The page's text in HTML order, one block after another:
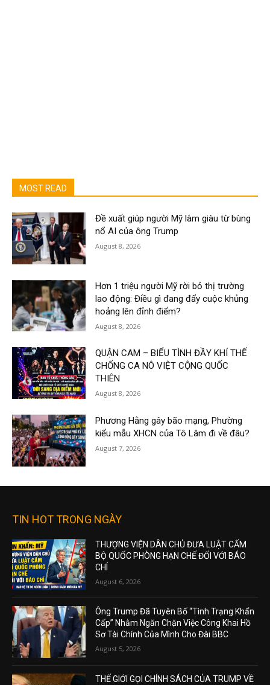
MOST READ
Đề xuất giúp người Mỹ làm giàu từ bùng
nổ AI của ông Trump
August 8, 2026
Hơn 1 triệu người Mỹ rời bỏ thị trường
lao động: Điều gì đang đẩy cuộc khủng
hoảng lên đỉnh điểm?
August 8, 2026
QUẬN CAM – BIỂU TÌNH ĐẦY KHÍ THẾ
CHỐNG CA NÔ VIỆT CỘNG QUỐC
THIÊN
August 8, 2026
Phương Hằng gây bão mạng, Phường
kiểu mẫu XHCN của Tô Lâm đi về đâu?
August 7, 2026
TIN HOT TRONG NGÀY
THƯỢNG VIỆN DÂN CHỦ ĐƯA LUẬT CẤM
BỘ QUỐC PHÒNG HẠN CHẾ ĐỐI VỚI BÁO
CHÍ
August 6, 2026
Ông Trump Đã Tuyên Bố “Tình Trạng Khẩn
Cấp” Nhằm Ngăn Chặn Việc Công Khai Hồ
Sơ Tài Chính Của Mình Cho Đài BBC
August 5, 2026
THẾ GIỚI GỌI CHÍNH SÁCH CỦA TRUMP VỀ